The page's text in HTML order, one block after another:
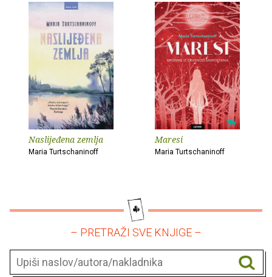
Naslijeđena zemlja
Maria Turtschaninoff
Maresi
Maria Turtschaninoff
– PRETRAŽI SVE KNJIGE –